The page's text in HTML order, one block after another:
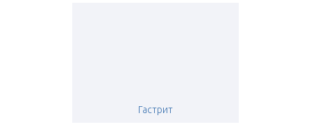
Гастрит